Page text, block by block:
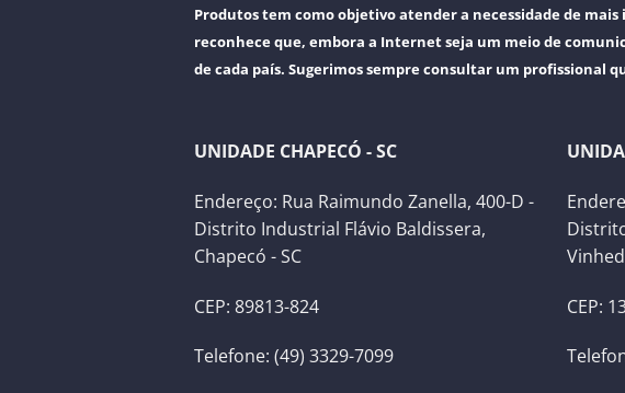
Produtos tem como objetivo atender a necessidade de
reconhece que, embora a Internet seja um meio de
de cada país. Sugerimos sempre consultar um profissional
UNIDADE CHAPECÓ - SC
Endereço: Rua Raimundo Zanella, 400-D -
Distrito Industrial Flávio Baldissera,
Chapecó - SC
CEP: 89813-824
Telefone: (49) 3329-7099
CEP: